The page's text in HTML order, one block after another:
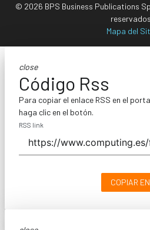
© 2026 BPS Business Publications
Mapa del
close
Código Rss
Para copiar el enlace RSS en el
haga clic en el botón.
RSS link
COPIAR